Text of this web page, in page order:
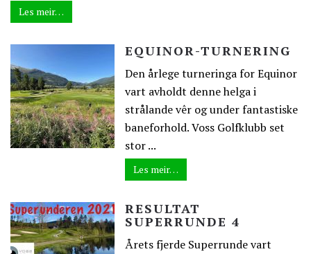
Les meir…
EQUINOR-TURNERING
Den årlege turneringa for Equinor
vart avholdt denne helga i
strålande vêr og under fantastiske
baneforhold. Voss Golfklubb set
stor ...
Les meir…
RESULTAT
SUPERRUNDE 4
Årets fjerde Superrunde vart